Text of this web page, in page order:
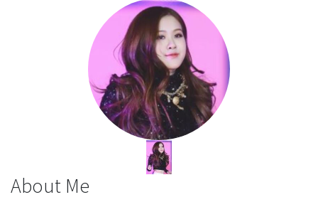
About Me